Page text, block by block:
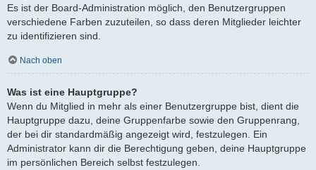
Es ist der Board-Administration möglich, den Benutzergruppen
verschiedene Farben zuzuteilen, so dass deren Mitglieder leichter
zu identifizieren sind.
Nach oben
Was ist eine Hauptgruppe?
Wenn du Mitglied in mehr als einer Benutzergruppe bist, dient die
Hauptgruppe dazu, deine Gruppenfarbe sowie den Gruppenrang,
der bei dir standardmäßig angezeigt wird, festzulegen. Ein
Administrator kann dir die Berechtigung geben, deine Hauptgruppe
im persönlichen Bereich selbst festzulegen.